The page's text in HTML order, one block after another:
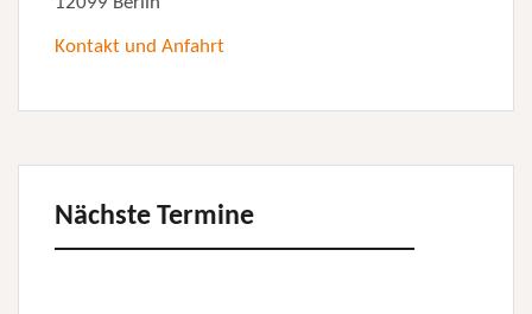
Kontakt und Anfahrt
Nächste Termine